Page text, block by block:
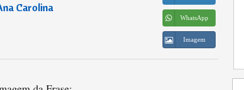
Carolina
WhatsApp
Imagem